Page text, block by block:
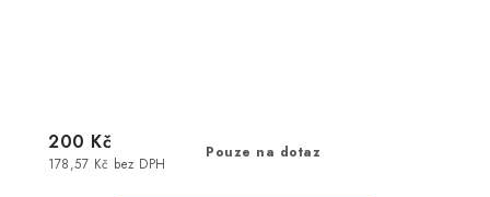
Pouze na dotaz
178,57 Kč bez DPH
200 Kč